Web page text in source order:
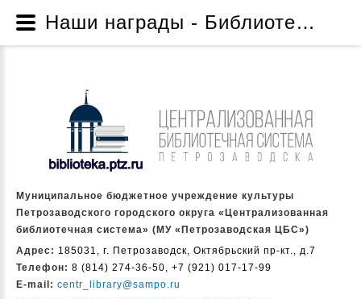
Муниципальное бюджетное учреждение культуры
Петрозаводского городского округа «Централизованная
библиотечная система» (МУ «Петрозаводская ЦБС»)
Адрес: 185031, г. Петрозаводск, Октябрьский пр-кт., д.7
Телефон: 8 (814) 274-36-50, +7 (921) 017-17-99
E-mail: centr_library@sampo.ru
Наши награды - Библиотека № 11 - Структура - О нас - Муниципальное бюджетное учреждение культуры Петрозаводского городского округа «Централизованная библиотечная система» (МУ «Петрозаводская ЦБС»)